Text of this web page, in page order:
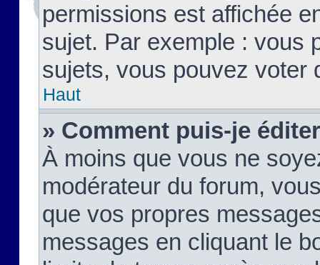
permissions est affichée
sujet. Par exemple : vous
sujets, vous pouvez voter
Haut
» Comment puis-je
À moins que vous ne
modérateur du forum,
que vos propres
messages en cliquant le